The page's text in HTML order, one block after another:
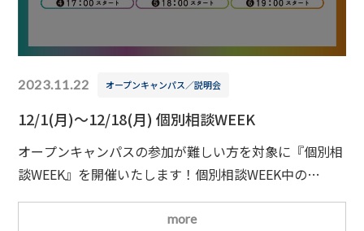
2023.11.22 オープンキャンパス／説明会
12/1(月)～12/18(月) 個別相談WEEK
オープンキャンパスの参加が難しい方を対象に『個別相
談WEEK』を開催いたします！個別相談WEEK中の
12/1(月)～12/18(月)の間は19時まで個別相談を受付し
ていますので、普段の個別相談の時間では参加できなか
more